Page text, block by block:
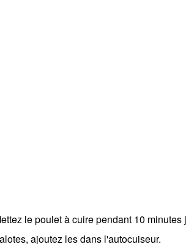
le poulet à cuire pendant 10
ajoutez les dans l'autocuiseur.